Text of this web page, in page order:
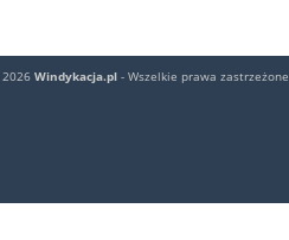
Windykacja.pl - Wszelkie prawa zastrzeżone